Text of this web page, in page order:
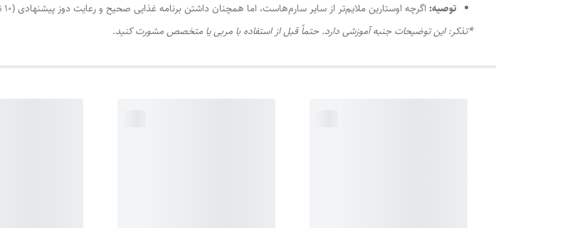
توصیه: اگرچه اوستارین ملایم‌تر از سایر سارم‌هاست، اما همچنان داشتن برنامه غذایی صحیح و رعایت دوز پیشنهادی (10 تا 20 میلی‌گرم) توصیه می‌شود.
*تذکر: این توضیحات جنبه آموزشی دارد. حتماً قبل از استفاده با مربی یا متخصص مشورت کنید.